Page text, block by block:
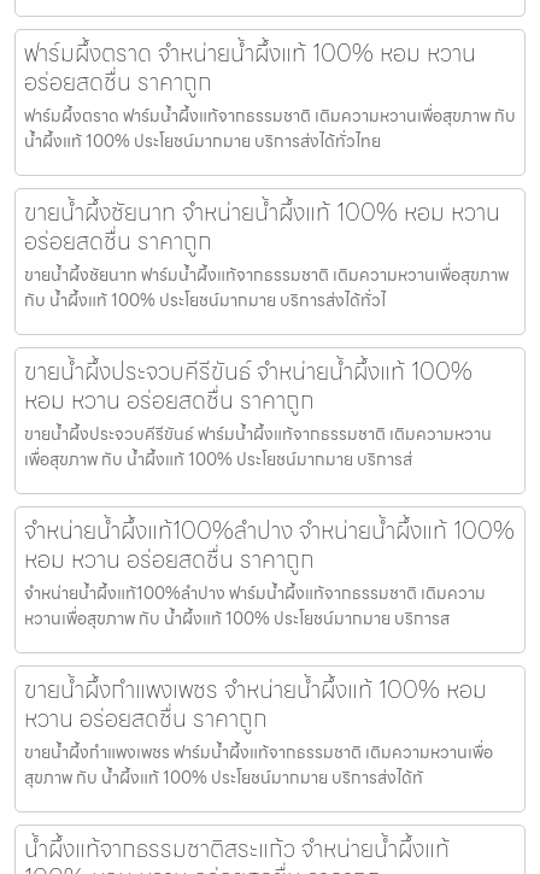
ฟาร์มผึ้งตราด จำหน่ายน้ำผึ้งแท้ 100% หอม หวาน
อร่อยสดชื่น ราคาถูก
ฟาร์มผึ้งตราด ฟาร์มน้ำผึ้งแท้จากธรรมชาติ เติมความหวานเพื่อสุขภาพ กับ
น้ำผึ้งแท้ 100% ประโยชน์มากมาย บริการส่งได้ทั่วไทย
ขายน้ำผึ้งชัยนาท จำหน่ายน้ำผึ้งแท้ 100% หอม หวาน
อร่อยสดชื่น ราคาถูก
ขายน้ำผึ้งชัยนาท ฟาร์มน้ำผึ้งแท้จากธรรมชาติ เติมความหวานเพื่อสุขภาพ
กับ น้ำผึ้งแท้ 100% ประโยชน์มากมาย บริการส่งได้ทั่วไ
ขายน้ำผึ้งประจวบคีรีขันธ์ จำหน่ายน้ำผึ้งแท้ 100%
หอม หวาน อร่อยสดชื่น ราคาถูก
ขายน้ำผึ้งประจวบคีรีขันธ์ ฟาร์มน้ำผึ้งแท้จากธรรมชาติ เติมความหวาน
เพื่อสุขภาพ กับ น้ำผึ้งแท้ 100% ประโยชน์มากมาย บริการส่
จำหน่ายน้ำผึ้งแท้100%ลำปาง จำหน่ายน้ำผึ้งแท้ 100%
หอม หวาน อร่อยสดชื่น ราคาถูก
จำหน่ายน้ำผึ้งแท้100%ลำปาง ฟาร์มน้ำผึ้งแท้จากธรรมชาติ เติมความ
หวานเพื่อสุขภาพ กับ น้ำผึ้งแท้ 100% ประโยชน์มากมาย บริการส
ขายน้ำผึ้งกำแพงเพชร จำหน่ายน้ำผึ้งแท้ 100% หอม
หวาน อร่อยสดชื่น ราคาถูก
ขายน้ำผึ้งกำแพงเพชร ฟาร์มน้ำผึ้งแท้จากธรรมชาติ เติมความหวานเพื่อ
สุขภาพ กับ น้ำผึ้งแท้ 100% ประโยชน์มากมาย บริการส่งได้ทั
น้ำผึ้งแท้จากธรรมชาติสระแก้ว จำหน่ายน้ำผึ้งแท้